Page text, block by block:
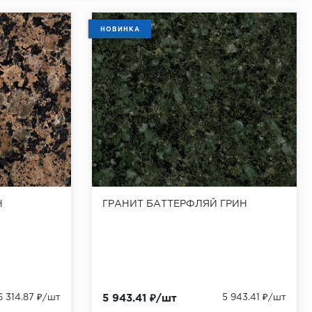
314.87 ₽/шт
НОВИНКА
ГРАНИТ БАТТЕРФЛЯЙ ГРИН
5 943.41 ₽/шт 5 943.41 ₽/шт